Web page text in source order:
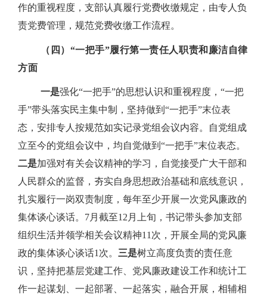
作的重视程度，支部认真履行党费收缴规定，由专人负
责党费管理，规范党费收缴工作流程。
（四）“一把手”履行第一责任人职责和廉洁自律
方面
一是强化“一把手”的思想认识和重视程度，“一把
手”带头落实民主集中制，坚持做到“一把手”末位表
态，安排专人按规范如实记录党组会议内容。自党组成
立至今的党组会议中，均自觉做到“一把手”末位表态。
二是加强对有关会议精神的学习，自觉接受广大干部和
人民群众的监督，夯实自身思想政治基础和底线意识，
扎实履行一岗双责制度，每年至少开展一次党风廉政的
集体谈心谈话。 7月截至12 月上旬，书记带头参加支部
组织生活并领学相关会议精神11 次，开展全局的党风廉
政的集体谈心谈话1 次。 三是树立高度负责的责任意
识，坚持把基层党建工作、党风廉政建设工作和统计工
作一起谋划、一起部署、一起落实，融合开展，相辅相